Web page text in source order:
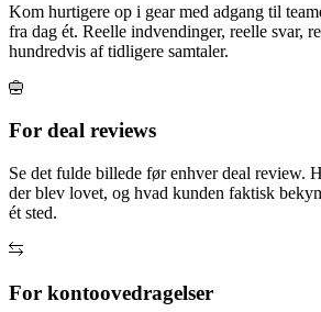
Kom hurtigere op i gear med adgang til
fra dag ét. Reelle indvendinger, reelle svar,
hundredvis af tidligere samtaler.
For deal reviews
Se det fulde billede før enhver deal review.
der blev lovet, og hvad kunden faktisk
ét sted.
For kontoovedragelser